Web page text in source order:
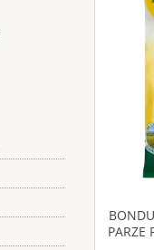
PARZE